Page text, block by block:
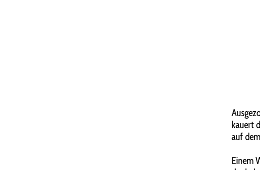
kauert
auf
Einem